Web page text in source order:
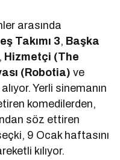
arasında
Takımı 3, Başka
, Hizmetçi (The
(Robotia) ve
Yerli sinemanın
komedilerden,
söz ettiren
9 Ocak haftasını
kılıyor.